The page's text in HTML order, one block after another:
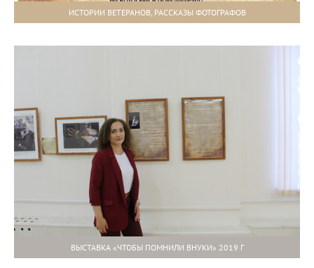
ИСТОРИИ ВЕТЕРАНОВ, РАССКАЗЫ ФОТОГРАФОВ
ВЫСТАВКА «ЧТОБЫ ПОМНИЛИ ВНУКИ» 2019 Г